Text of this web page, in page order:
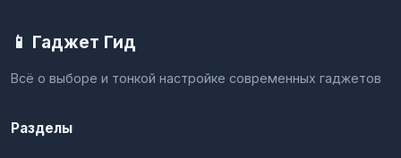
📱 Гаджет Гид
Всё о выборе и тонкой настройке современных гаджетов
Разделы